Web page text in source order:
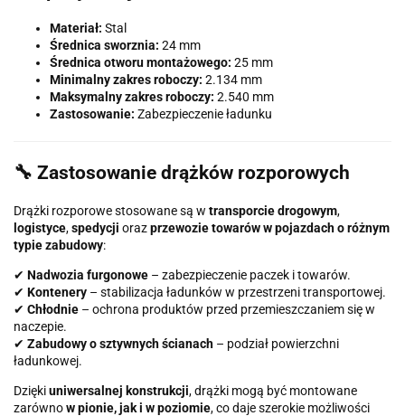
Materiał: Stal
Średnica sworznia: 24 mm
Średnica otworu montażowego: 25 mm
Minimalny zakres roboczy: 2.134 mm
Maksymalny zakres roboczy: 2.540 mm
Zastosowanie: Zabezpieczenie ładunku
🔧 Zastosowanie drążków rozporowych
Drążki rozporowe stosowane są w transporcie drogowym,
logistyce,spedycji orazprzewozie towarów w pojazdach o różnym
typie zabudowy:
✔ Nadwozia furgonowe – zabezpieczenie paczek i towarów.
✔ Kontenery – stabilizacja ładunków w przestrzeni transportowej.
✔ Chłodnie – ochrona produktów przed przemieszczaniem się w
naczepie.
✔ Zabudowy o sztywnych ścianach – podział powierzchni
ładunkowej.
Dziękiuniwersalnej konstrukcji, drążki mogą być montowane
zarównow pionie, jak i w poziomie, co daje szerokie możliwości